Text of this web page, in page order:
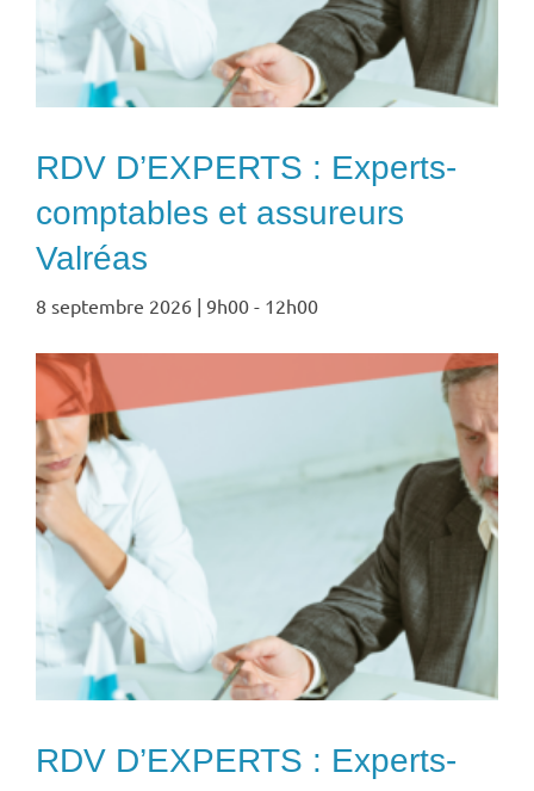
RDV D’EXPERTS : Experts-
comptables et assureurs
Valréas
8 septembre 2026 | 9h00 - 12h00
RDV D’EXPERTS : Experts-